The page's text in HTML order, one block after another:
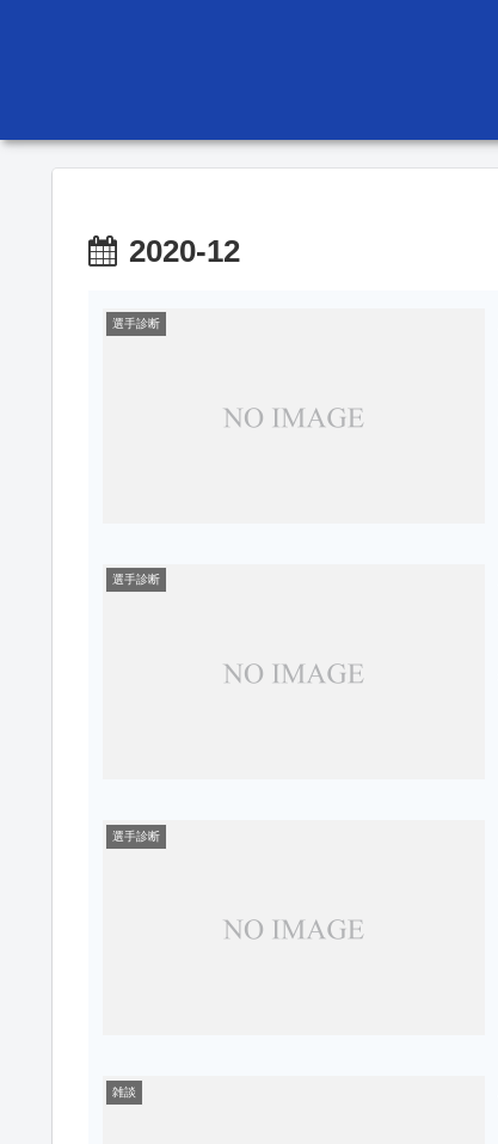
2020-12
選手診断
選手診断
選手診断
雑談